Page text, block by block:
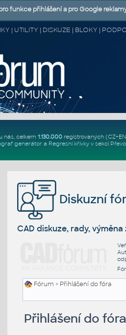
| UTILITY | DISKUZE | BLOKY |
nás, celkem 1.130.000registrovaných
generátor a Regresní křivkyv sekci
Diskuzní
CAD diskuze, rady,
Fórum > Přihlášení do fóra
Přihlášení do fóra
funkce přihlášení a pro Google